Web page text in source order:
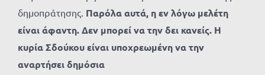
δημοπράτησης. Παρόλα αυτά, η εν λόγω μελέτη
είναι άφαντη. Δεν μπορεί να την δει κανείς. Η
κυρία Σδούκου είναι υποχρεωμένη να την
αναρτήσει δημόσια